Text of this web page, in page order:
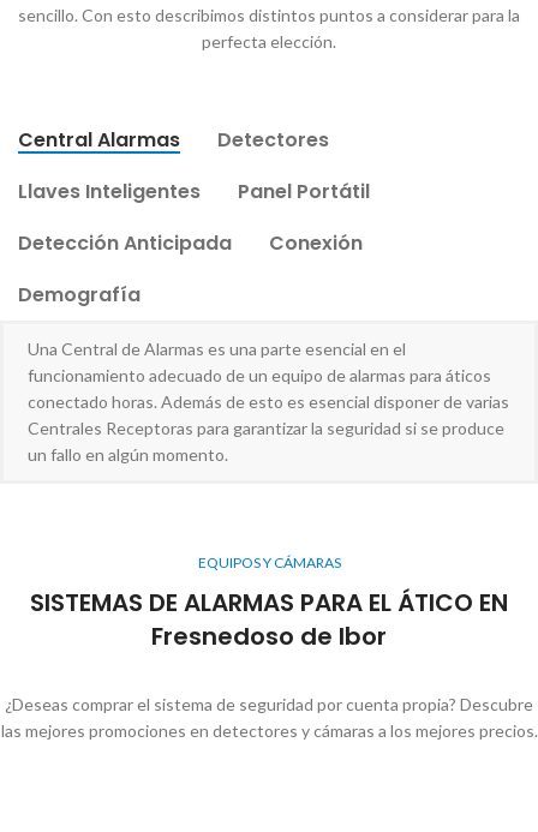
sencillo. Con esto describimos distintos puntos a considerar para la
perfecta elección.
Central Alarmas
Detectores
Llaves Inteligentes
Panel Portátil
Detección Anticipada
Conexión
Demografía
Una Central de Alarmas es una parte esencial en el
funcionamiento adecuado de un equipo de alarmas para áticos
conectado horas. Además de esto es esencial disponer de varias
Centrales Receptoras para garantizar la seguridad si se produce
un fallo en algún momento.
EQUIPOS Y CÁMARAS
SISTEMAS DE ALARMAS PARA EL ÁTICO EN
Fresnedoso de Ibor
¿Deseas comprar el sistema de seguridad por cuenta propia? Descubre
las mejores promociones en detectores y cámaras a los mejores precios.